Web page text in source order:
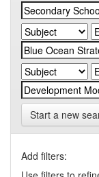
Start a new
Add filters: